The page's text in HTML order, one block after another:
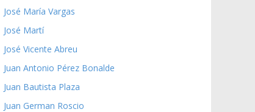
José María Vargas
José Martí
José Vicente Abreu
Juan Antonio Pérez Bonalde
Juan Bautista Plaza
Juan German Roscio